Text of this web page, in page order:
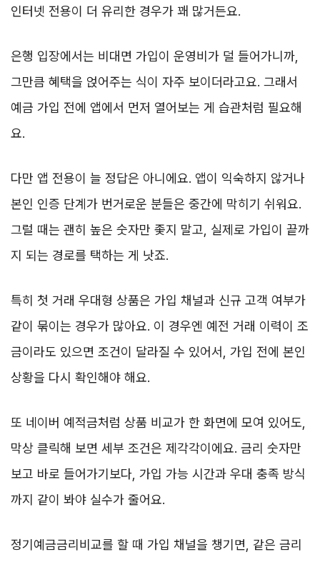
인터넷 전용이 더 유리한 경우가 꽤 많거든요.
은행 입장에서는 비대면 가입이 운영비가 덜 들어가니까,
그만큼 혜택을 얹어주는 식이 자주 보이더라고요. 그래서
예금 가입 전에 앱에서 먼저 열어보는 게 습관처럼 필요해
요.
다만 앱 전용이 늘 정답은 아니에요. 앱이 익숙하지 않거나
본인 인증 단계가 번거로운 분들은 중간에 막히기 쉬워요.
그럴 때는 괜히 높은 숫자만 좇지 말고, 실제로 가입이 끝까
지 되는 경로를 택하는 게 낫죠.
특히 첫 거래 우대형 상품은 가입 채널과 신규 고객 여부가
같이 묶이는 경우가 많아요. 이 경우엔 예전 거래 이력이 조
금이라도 있으면 조건이 달라질 수 있어서, 가입 전에 본인
상황을 다시 확인해야 해요.
또 네이버 예적금처럼 상품 비교가 한 화면에 모여 있어도,
막상 클릭해 보면 세부 조건은 제각각이에요. 금리 숫자만
보고 바로 들어가기보다, 가입 가능 시간과 우대 충족 방식
까지 같이 봐야 실수가 줄어요.
정기예금금리비교를 할 때 가입 채널을 챙기면, 같은 금리